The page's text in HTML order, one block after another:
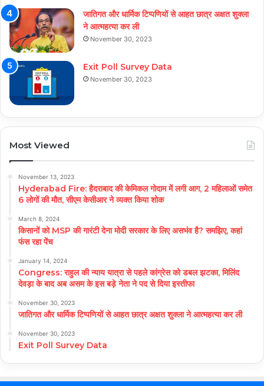
जातिगत और धार्मिक टिप्पणियों से आहत छात्र अक्षत शुक्ला
ने आत्महत्या कर ली
November 30, 2023
Exit Poll Survey Data
November 30, 2023
Most Viewed
November 13, 2023
Hyderabad Fire: हैदराबाद की केमिकल गोदाम में लगी आग, 2 महिलाओं समेत
6 लोगों की मौत, सीएम केसीआर ने व्यक्त किया शोक
March 8, 2024
किसानों को MSP की गारंटी देना मोदी सरकार के लिए असभंव है? समझिए, कहां
फंस रहा पेंच
January 14, 2024
Congress: राहुल की न्याय यात्रा से पहले कांग्रेस को डबल झटका, मिलिंद
देवड़ा के बाद अब असम के इस बड़े नेता ने पद से दिया इस्तीफा
November 30, 2023
जातिगत और धार्मिक टिप्पणियों से आहत छात्र अक्षत शुक्ला ने आत्महत्या कर ली
November 30, 2023
Exit Poll Survey Data